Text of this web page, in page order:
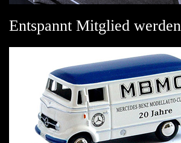
Entspannt Mitglied werden